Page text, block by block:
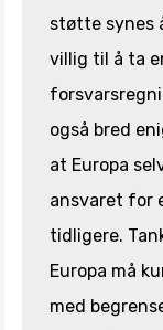
støtte synes
villig til å ta
også bred
at Europa
ansvaret for
tidligere.
Europa må
med